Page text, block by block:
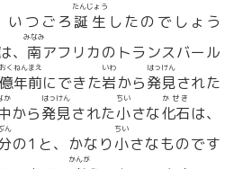
いつごろ誕生
たんじょう
したのでしょう
、 南
みなみ
アフリカのトランスバール
億
おく
年
ねん
前
まえ
にできた岩
いわ
から発見
はっけん
された
か
から発見
はっけん
された小
ちい
さな化石
かせき
は、
ん
の1と、かなり小
ちい
さなものです
かんが